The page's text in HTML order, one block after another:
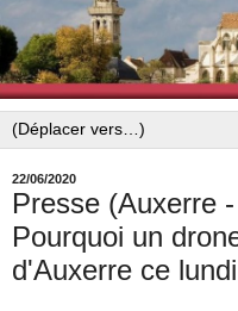
22/06/2020
Presse (Auxerre
Pourquoi un
d'Auxerre ce